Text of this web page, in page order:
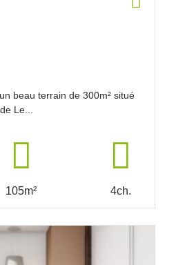
beau terrain de 300m² situé
Le...
105m² 4ch.